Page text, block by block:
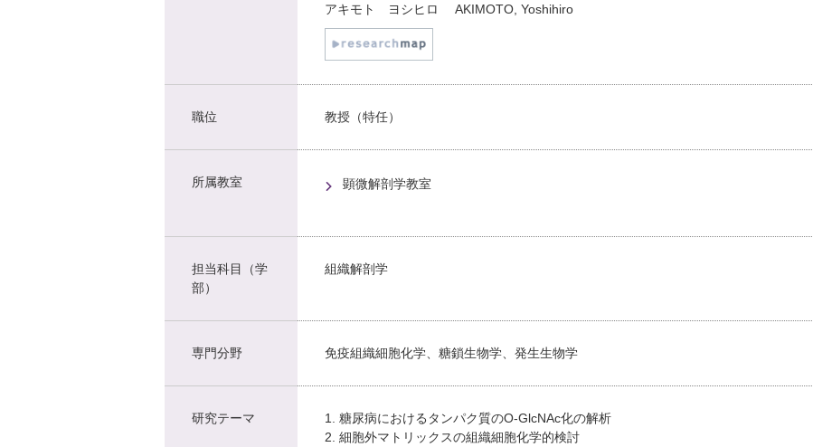
アキモト ヨシヒロ AKIMOTO, Yoshihiro
職位 教授（特任）
所属教室 顕微解剖学教室
担当科目（学
部）
組織解剖学
専門分野 免疫組織細胞化学、糖鎖生物学、発生生物学
研究テーマ
1. 糖尿病におけるタンパク質のO-GlcNAc化の解析
2. 細胞外マトリックスの組織細胞化学的検討